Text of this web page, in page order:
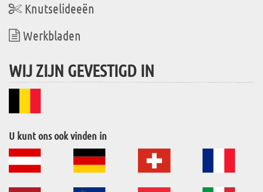
Knutselideeën
Werkbladen
WIJ ZIJN GEVESTIGD IN
U kunt ons ook vinden in